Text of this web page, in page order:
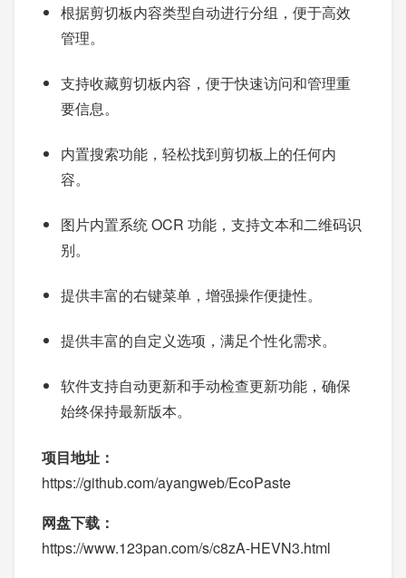
根据剪切板内容类型自动进行分组，便于高效
管理。
支持收藏剪切板内容，便于快速访问和管理重
要信息。
内置搜索功能，轻松找到剪切板上的任何内
容。
图片内置系统 OCR 功能，支持文本和二维码识
别。
提供丰富的右键菜单，增强操作便捷性。
提供丰富的自定义选项，满足个性化需求。
软件支持自动更新和手动检查更新功能，确保
始终保持最新版本。
项目地址：
https://github.com/ayangweb/EcoPaste
网盘下载：
https://www.123pan.com/s/c8zA-HEVN3.html